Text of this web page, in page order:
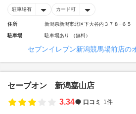
駐車場有 カード可
住所 新潟県新潟市北区下大谷内３７８−６５
駐車場 駐車場あり （無料）
セブンイレブン新潟競馬場前店の
セーブオン 新潟嘉山店
3.34
口コミ 1件